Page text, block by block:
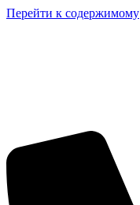
Перейти к содержимому